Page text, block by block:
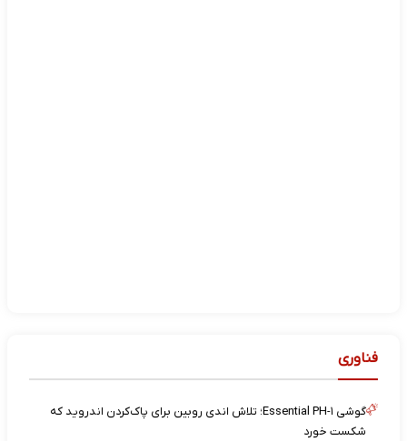
فناوری
گوشی Essential PH-۱؛ تلاش اندی روبین برای پاک‌کردن اندروید که
شکست خورد